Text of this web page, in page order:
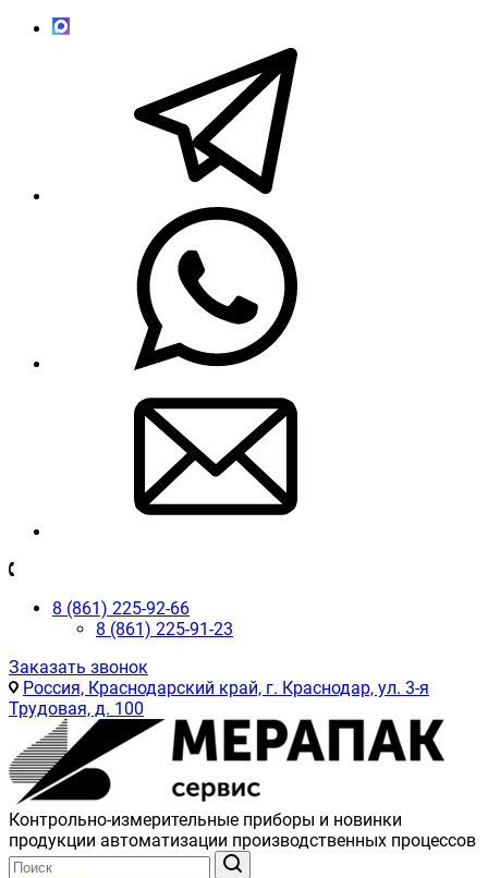
8 (861) 225-92-66
8 (861) 225-91-23
Заказать звонок
Россия, Краснодарский край, г. Краснодар, ул. 3-я
Трудовая, д. 100
Контрольно-измерительные приборы и новинки
продукции автоматизации производственных процессов